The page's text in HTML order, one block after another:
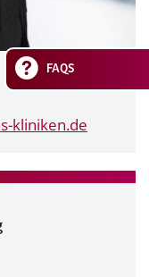
kliniken.de
FAQS